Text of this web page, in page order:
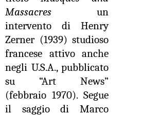
Massacres un
intervento di Henry
Zerner (1939) studioso
francese attivo anche
negli U.S.A., pubblicato
su “Art News”
(febbraio 1970). Segue
il saggio di Marco